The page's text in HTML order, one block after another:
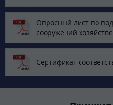
Опросный лист по
сооружений
Сертификат